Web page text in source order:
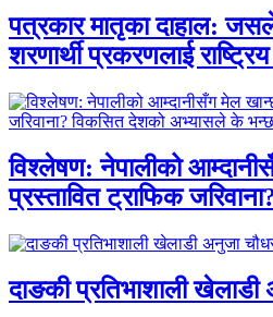
पत्रकार मातृका दाहाल:
शरणार्थी प्रकरणलाई
विश्लेषण: नेपालीको
प्रस्तावित ट्राफिक
दाङकी प्रतिभाशाली खेलाडी